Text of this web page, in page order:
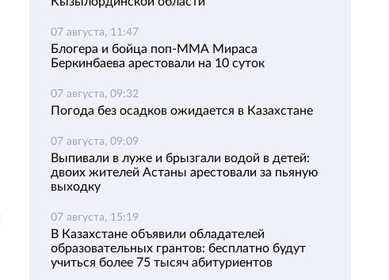
07 августа, 11:47
Блогера и бойца поп-ММА Мираса
Беркинбаева арестовали на 10 суток
07 августа, 09:32
Погода без осадков ожидается в Казахстане
07 августа, 09:09
Выпивали в луже и брызгали водой в детей:
двоих жителей Астаны арестовали за пьяную
выходку
07 августа, 15:19
В Казахстане объявили обладателей
образовательных грантов: бесплатно будут
учиться более 75 тысяч абитуриентов